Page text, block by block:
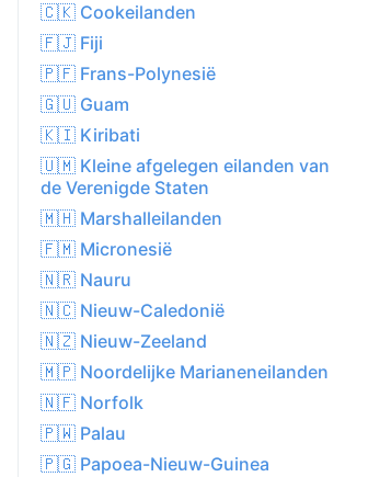
🇨🇰 Cookeilanden
🇫🇯 Fiji
🇵🇫 Frans-Polynesië
🇬🇺 Guam
🇰🇮 Kiribati
🇺🇲 Kleine afgelegen eilanden van
de Verenigde Staten
🇲🇭 Marshalleilanden
🇫🇲 Micronesië
🇳🇷 Nauru
🇳🇨 Nieuw-Caledonië
🇳🇿 Nieuw-Zeeland
🇲🇵 Noordelijke Marianeneilanden
🇳🇫 Norfolk
🇵🇼 Palau
🇵🇬 Papoea-Nieuw-Guinea